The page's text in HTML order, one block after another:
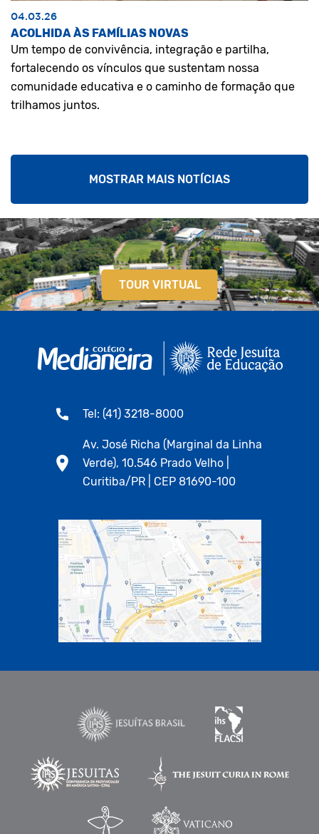
04.03.26
ACOLHIDA ÀS FAMÍLIAS NOVAS
Um tempo de convivência, integração e partilha,
fortalecendo os vínculos que sustentam nossa
comunidade educativa e o caminho de formação que
trilhamos juntos.
MOSTRAR MAIS NOTÍCIAS
TOUR VIRTUAL
Tel: (41) 3218-8000
Av. José Richa (Marginal da Linha
Verde), 10.546 Prado Velho |
Curitiba/PR | CEP 81690-100